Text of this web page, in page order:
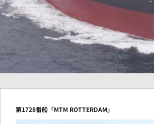
第1728番船「MTM ROTTERDAM」